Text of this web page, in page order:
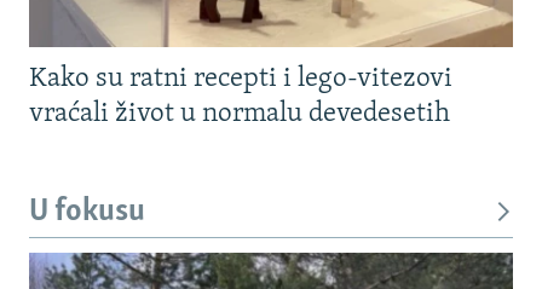
Kako su ratni recepti i lego-vitezovi
vraćali život u normalu devedesetih
U fokusu